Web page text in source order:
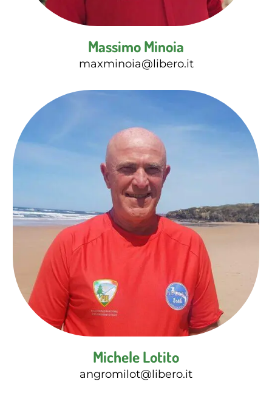
Massimo Minoia
maxminoia@libero.it
Michele Lotito
angromilot@libero.it